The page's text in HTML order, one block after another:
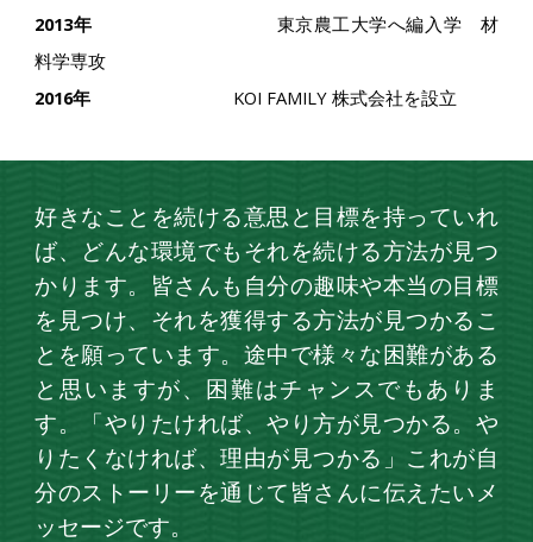
2013年
東京農工大学へ編入学 材
料学専攻
2016年 KOI FAMILY 株式会社を設立
好きなことを続ける意思と目標を持っていれ
ば、どんな環境でもそれを続ける方法が見つ
かります。皆さんも自分の趣味や本当の目標
を見つけ、それを獲得する方法が見つかるこ
とを願っています。途中で様々な困難がある
と思いますが、困難はチャンスでもありま
す。「やりたければ、やり方が見つかる。や
りたくなければ、理由が見つかる」これが自
分のストーリーを通じて皆さんに伝えたいメ
ッセージです。